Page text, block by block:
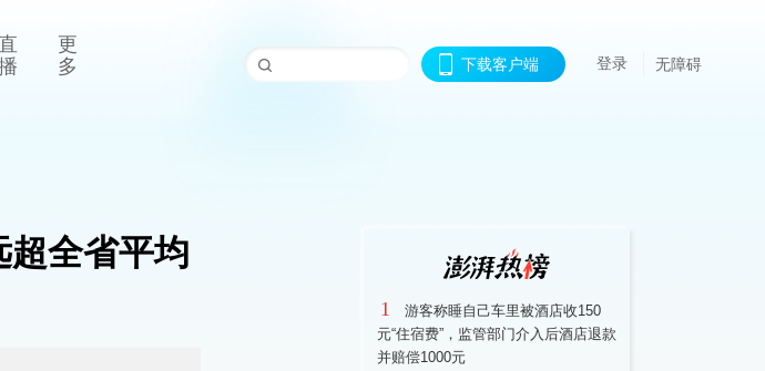
直
更
多
下载客户端 登录 无障碍
超全省平均
1
游客称睡自己车里被酒店收150
元“住宿费”，监管部门介入后酒店退款
并赔偿1000元